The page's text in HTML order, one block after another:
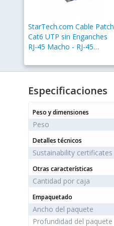
StarTech.com Cable Patch
Cat6 UTP sin Enganches
RJ-45 Macho - RJ-45
Especificaciones
Peso y dimensiones
Peso
Detalles técnicos
Sustainability certificates
Otras características
Cantidad por caja
Empaquetado
Ancho del paquete
Profundidad del paquete